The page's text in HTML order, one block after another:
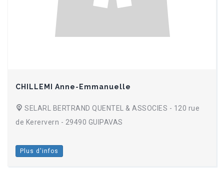
CHILLEMI Anne-Emmanuelle
SELARL BERTRAND QUENTEL & ASSOCIES - 120 rue
de Kerervern - 29490 GUIPAVAS
Plus d'infos